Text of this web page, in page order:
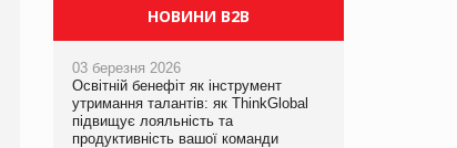
НОВИНИ B2B
03 березня 2026
Освітній бенефіт як інструмент
утримання талантів: як ThinkGlobal
підвищує лояльність та
продуктивність вашої команди